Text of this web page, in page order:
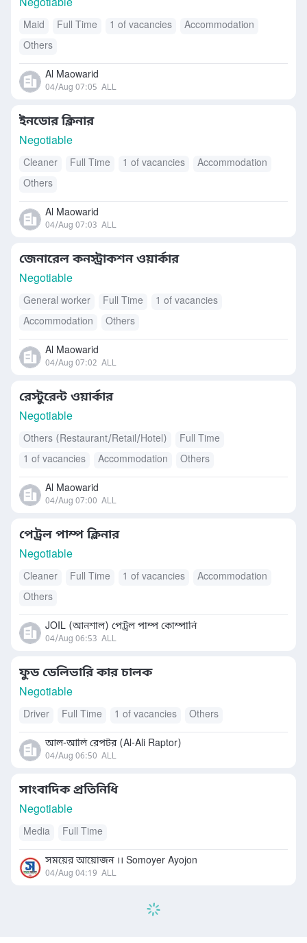
Negotiable
Maid Full Time 1 of vacancies
Accommodation
Others
Al Maowarid
04/Aug 07:05 ALL
ইনডোর ক্লিনার
Negotiable
Cleaner Full Time 1 of vacancies
Accommodation
Others
Al Maowarid
04/Aug 07:03 ALL
জেনারেল কনস্ট্রাকশন ওয়ার্কার
Negotiable
General worker Full Time
1 of vacancies
Accommodation
Others
Al Maowarid
04/Aug 07:02 ALL
রেস্টুরেন্ট ওয়ার্কার
Negotiable
Others (Restaurant/Retail/Hotel)
Full Time
1 of vacancies
Accommodation Others
Al Maowarid
04/Aug 07:00 ALL
পেট্রল পাম্প ক্লিনার
Negotiable
Cleaner Full Time 1 of vacancies
Accommodation
Others
JOIL (আনশাল) পেট্রল পাম্প কোম্পানি
04/Aug 06:53 ALL
ফুড ডেলিভারি কার চালক
Negotiable
Driver Full Time 1 of vacancies Others
আল-আলি রেপটর (Al-Ali Raptor)
04/Aug 06:50 ALL
সাংবাদিক প্রতিনিধি
Negotiable
Media Full Time
সময়ের আয়োজন ।। Somoyer Ayojon
04/Aug 04:19 ALL